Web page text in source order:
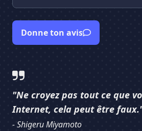
Donne ton avis
"Ne croyez pas tout ce que
Internet, cela peut être
- Shigeru Miyamoto